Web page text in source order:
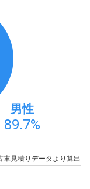
男性
89.7%
見積りデータより算出